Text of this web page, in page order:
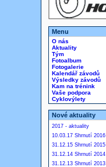
Menu
O nás
Aktuality
Tým
Fotoalbum
Fotogalerie
Kalendář závodů
Výsledky závodů
Kam na trénink
Vaše podpora
Cyklovýlety
Nové aktuality
2017 - aktuality
10.03.17 Shrnutí 2016
31.12.15 Shrnutí 2015
31.12.14 Shrnutí 2014
31.12.13 Shrnutí 2013